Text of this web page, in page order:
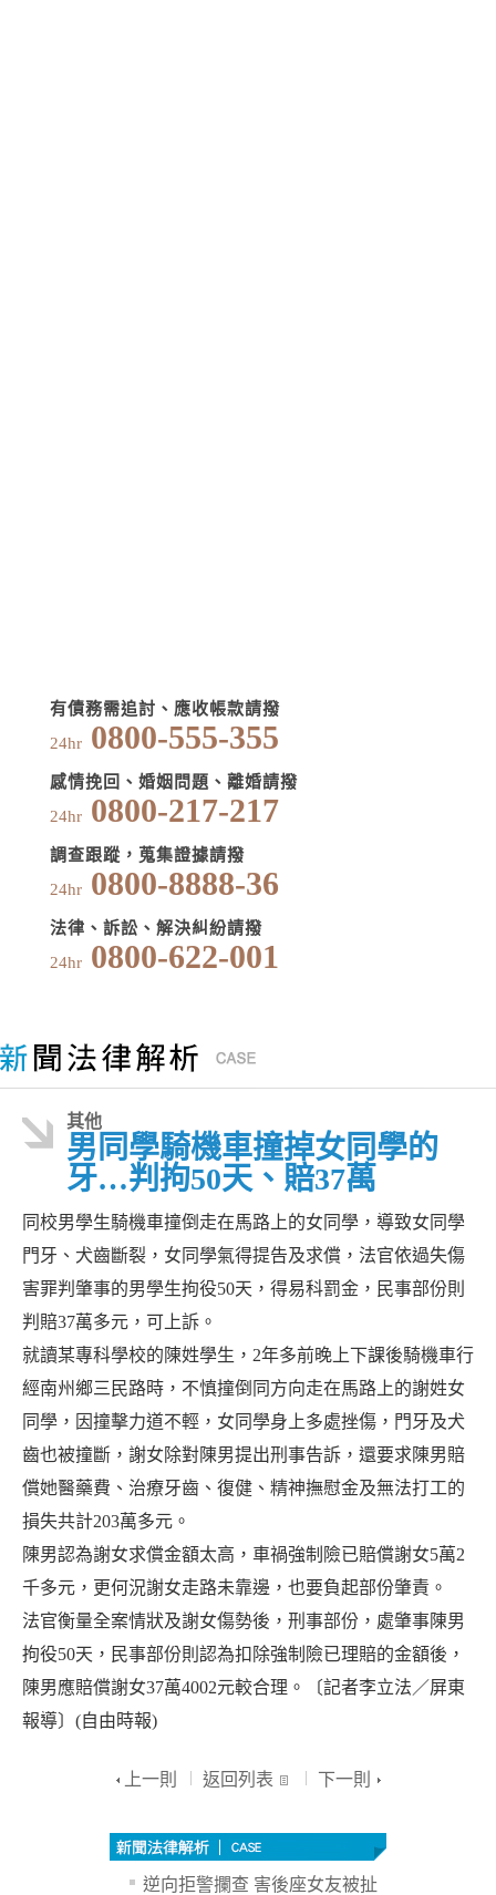
有債務需追討、應收帳款請撥
24hr0800-555-355
感情挽回、婚姻問題、離婚請撥
24hr0800-217-217
調查跟蹤，蒐集證據請撥
24hr0800-8888-36
法律、訴訟、解決糾紛請撥
24hr0800-622-001
其他
男同學騎機車撞掉女同學的
牙…判拘50天、賠37萬
同校男學生騎機車撞倒走在馬路上的女同學，導致女同學
門牙、犬齒斷裂，女同學氣得提告及求償，法官依過失傷
害罪判肇事的男學生拘役50天，得易科罰金，民事部份則
判賠37萬多元，可上訴。
就讀某專科學校的陳姓學生，2年多前晚上下課後騎機車行
經南州鄉三民路時，不慎撞倒同方向走在馬路上的謝姓女
同學，因撞擊力道不輕，女同學身上多處挫傷，門牙及犬
齒也被撞斷，謝女除對陳男提出刑事告訴，還要求陳男賠
償她醫藥費、治療牙齒、復健、精神撫慰金及無法打工的
損失共計203萬多元。
陳男認為謝女求償金額太高，車禍強制險已賠償謝女5萬2
千多元，更何況謝女走路未靠邊，也要負起部份肇責。
法官衡量全案情狀及謝女傷勢後，刑事部份，處肇事陳男
拘役50天，民事部份則認為扣除強制險已理賠的金額後，
陳男應賠償謝女37萬4002元較合理。〔記者李立法／屏東
報導〕(自由時報)
上一則 返回列表 下一則
逆向拒警攔查 害後座女友被扯